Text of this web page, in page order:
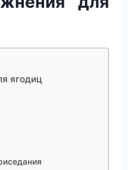
ягодиц